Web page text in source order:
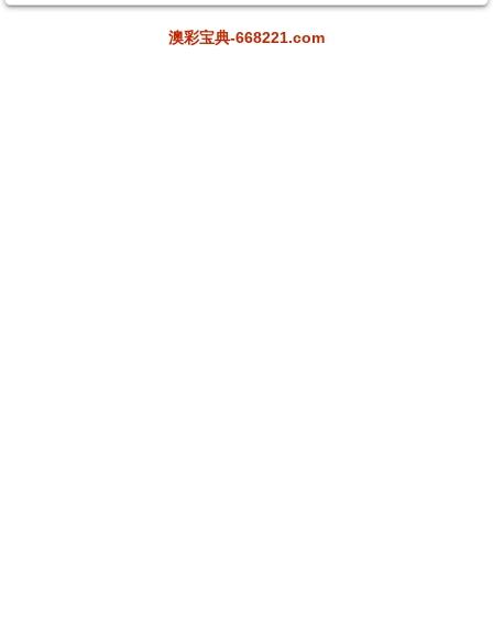
澳彩宝典-668221.com